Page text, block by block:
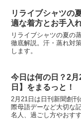
リライブシャツの
適な着方とお手入
リライブシャツの夏の
徹底解説。汗・蒸れ対
します。
今日は何の日？2
日】をまるっと！
2月21日は日刊新聞創
際母語デーなど大切な
名人、過ごし方やおす